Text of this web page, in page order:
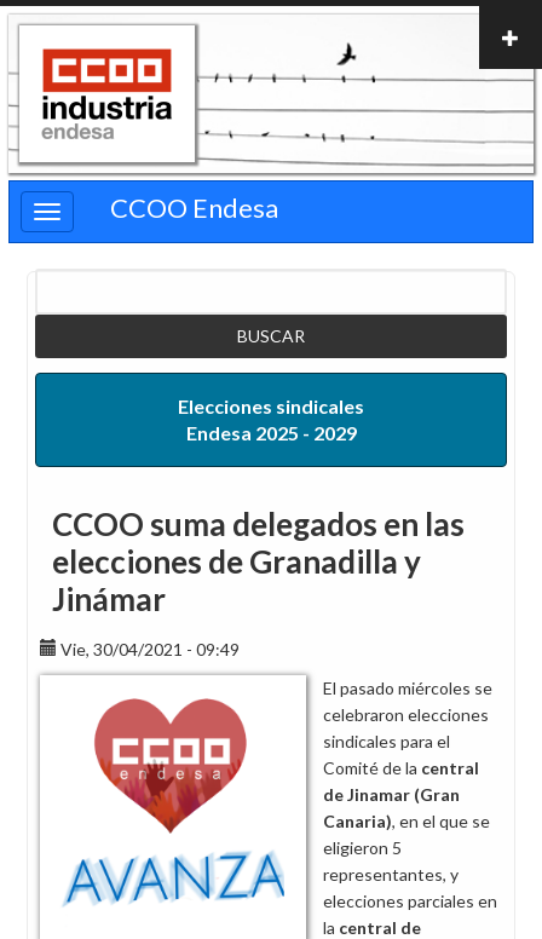
Pasar
contenido
principal
CCOO Endesa
Elecciones sindicales
Endesa 2025 - 2029
CCOO suma delegados en las
elecciones de Granadilla y
Jinámar
Vie, 30/04/2021 - 09:49
El pasado miércoles se
celebraron elecciones
sindicales para el
Comité de la central
de Jinamar (Gran
Canaria), en el que se
eligieron 5
representantes, y
elecciones parciales en
la central de